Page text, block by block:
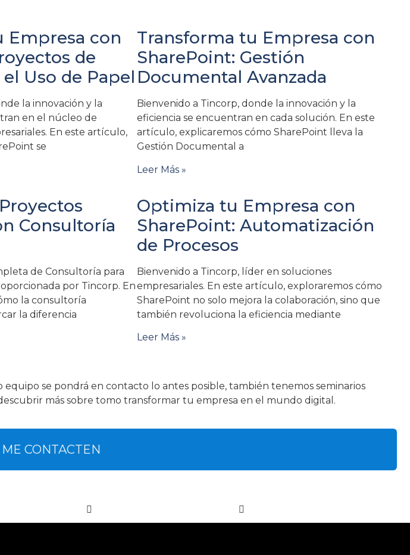
Empresa con
de
Uso de Papel
la innovación y la
en el núcleo de
En este artículo,
se
Transforma tu Empresa con
SharePoint: Gestión
Documental Avanzada
Bienvenido a Tincorp, donde la innovación y la
eficiencia se encuentran en cada solución. En este
artículo, explicaremos cómo SharePoint lleva la
Gestión Documental a
Leer Más »
Consultoría
de Consultoría para
por Tincorp. En
la consultoría
la diferencia
Optimiza tu Empresa con
SharePoint: Automatización
de Procesos
Bienvenido a Tincorp, líder en soluciones
empresariales. En este artículo, exploraremos cómo
SharePoint no solo mejora la colaboración, sino que
también revoluciona la eficiencia mediante
Leer Más »
se pondrá en contacto lo antes posible, también tenemos seminarios
más sobre tomo transformar tu empresa en el mundo digital.
CONTACTEN